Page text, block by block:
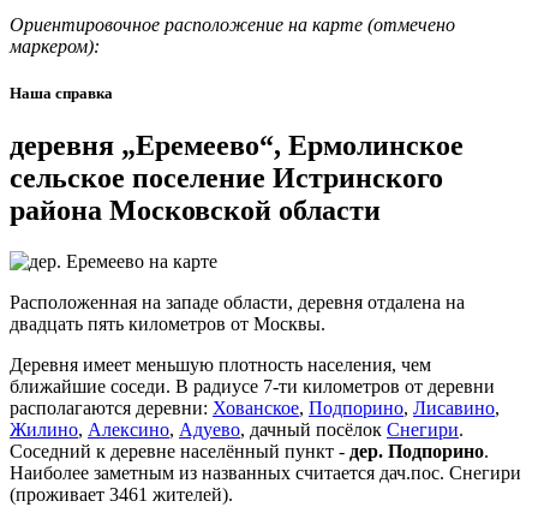
Ориентировочное расположение на карте (отмечено
маркером):
Наша справка
деревня „Еремеево“, Ермолинское
сельское поселение Истринского
района Московской области
Расположенная на западе области, деревня отдалена на
двадцать пять километров от Москвы.
Деревня имеет меньшую плотность населения, чем
ближайшие соседи. В радиусе 7-ти километров от деревни
располагаются деревни: Хованское, Подпорино, Лисавино,
Жилино, Алексино, Адуево, дачный посёлок Снегири.
Соседний к деревне населённый пункт - дер. Подпорино.
Наиболее заметным из названных считается дач.пос. Снегири
(проживает 3461 жителей).